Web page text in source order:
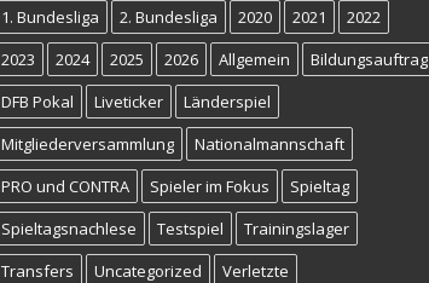
1. Bundesliga 2. Bundesliga 2020 2021
2022
2023
2024 2025 2026 Allgemein
Bildungsauftrag
DFB Pokal
Liveticker
Länderspiel
Mitgliederversammlung
Nationalmannschaft
PRO und CONTRA
Spieler im Fokus
Spieltag
Spieltagsnachlese
Testspiel
Trainingslager
Transfers
Uncategorized Verletzte